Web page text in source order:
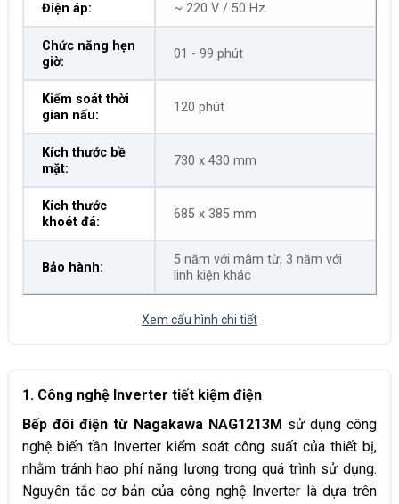
1. Công nghệ Inverter tiết kiệm điện
Bếp đôi điện từ Nagakawa NAG1213M sử dụng công
nghệ biến tần Inverter kiểm soát công suất của thiết bị,
nhằm tránh hao phí năng lượng trong quá trình sử dụng.
Nguyên tắc cơ bản của công nghệ Inverter là dựa trên
Điện áp: ~ 220 V / 50 Hz
Chức năng hẹn
giờ:
01 - 99 phút
Kiểm soát thời
gian nấu:
120 phút
Kích thước bề
mặt:
730 x 430 mm
Kích thước
khoét đá:
685 x 385 mm
Bảo hành:
5 năm với mâm từ, 3 năm với
linh kiện khác
Xem cấu hình chi tiết